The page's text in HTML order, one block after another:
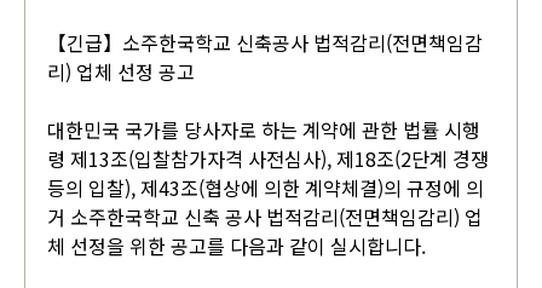
【긴급】소주한국학교 신축공사 법적감리(전면책임감
리) 업체 선정 공고
대한민국 국가를 당사자로 하는 계약에 관한 법률 시행
령 제13조(입찰참가자격 사전심사), 제18조(2단계 경쟁
등의 입찰), 제43조(협상에 의한 계약체결)의 규정에 의
거 소주한국학교 신축 공사 법적감리(전면책임감리) 업
체 선정을 위한 공고를 다음과 같이 실시합니다.